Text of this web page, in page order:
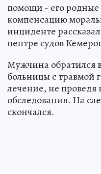
помощи - его родные
компенсацию
инциденте
центре судов
Мужчина обратился
больницы с травмой
лечение, не проведя
обследования. На
скончался.